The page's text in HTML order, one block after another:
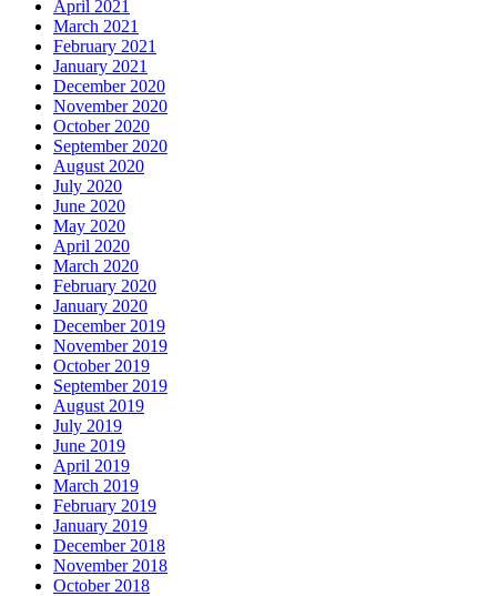
April 2021
March 2021
February 2021
January 2021
December 2020
November 2020
October 2020
September 2020
August 2020
July 2020
June 2020
May 2020
April 2020
March 2020
February 2020
January 2020
December 2019
November 2019
October 2019
September 2019
August 2019
July 2019
June 2019
April 2019
March 2019
February 2019
January 2019
December 2018
November 2018
October 2018